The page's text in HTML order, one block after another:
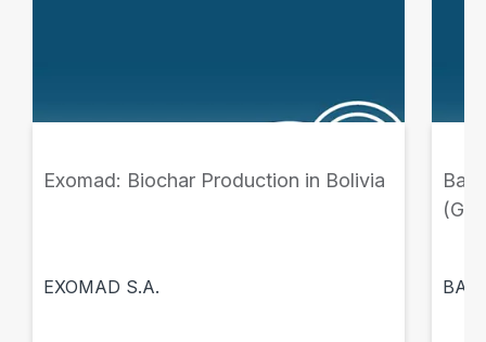
Exomad: Biochar Production in Bolivia
EXOMAD S.A.